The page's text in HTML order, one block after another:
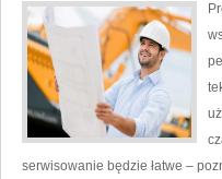
serwisowanie będzie łatwe –